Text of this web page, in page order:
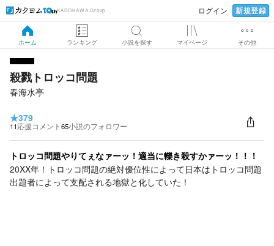
KADOKAWA Group ログイン 新規登録
ホーム ランキング 小説を探す マイページ その他
殺戮トロッコ問題
春海水亭
★379
11応援コメント65小説のフォロワー
トロッコ問題やりてぇなァーッ！適当に轢き殺すかァーッ！！！
20XX年！トロッコ問題の絶対優位性によって日本はトロッコ問題
出題者によって支配される地獄と化していた！